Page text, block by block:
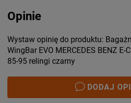
Opinie
Wystaw opinię do produktu:
WingBar EVO MERCEDES BENZ
85-95 relingi czarny
DODAJ